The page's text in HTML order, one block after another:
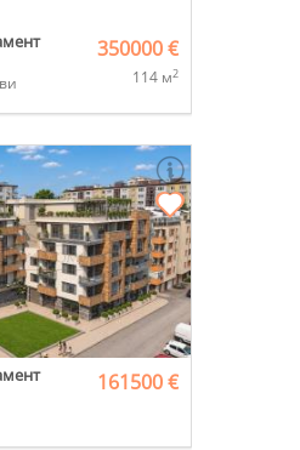
350000 €
114 м2
161500 €